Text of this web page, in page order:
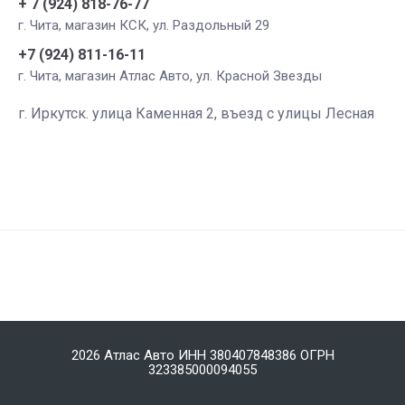
+ 7 (924) 818-76-77
г. Чита, магазин КСК, ул. Раздольный 29
+7 (924) 811-16-11
г. Чита, магазин Атлас Авто, ул. Красной Звезды
г. Иркутск. улица Каменная 2, въезд с улицы Лесная
2026 Атлас Авто ИНН 380407848386 ОГРН
323385000094055